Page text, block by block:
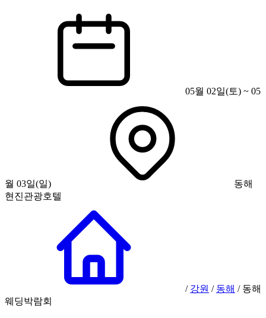
05월 02일(토) ~ 05
월 03일(일)
동해
현진관광호텔
/ 강원 / 동해 / 동해
웨딩박람회